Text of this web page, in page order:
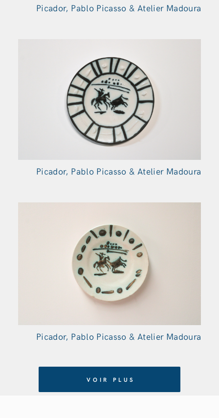
Picador, Pablo Picasso & Atelier Madoura
Picador, Pablo Picasso & Atelier Madoura
Picador, Pablo Picasso & Atelier Madoura
VOIR PLUS